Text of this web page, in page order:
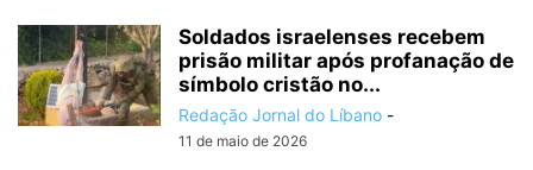
Soldados israelenses recebem
prisão militar após profanação de
símbolo cristão no...
Redação Jornal do Líbano -
11 de maio de 2026